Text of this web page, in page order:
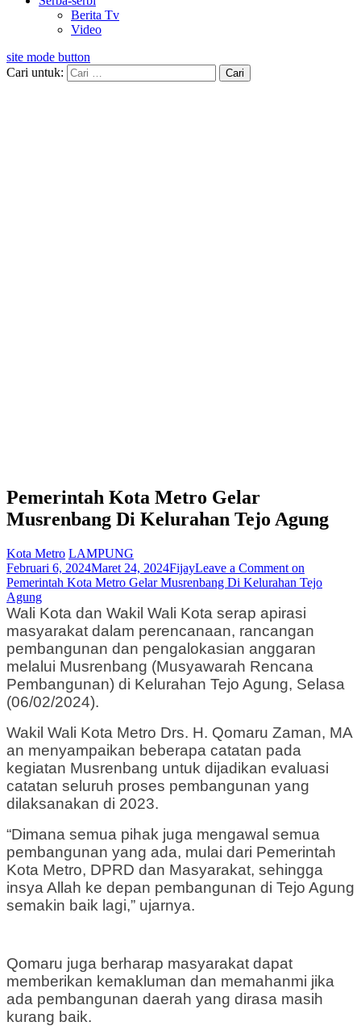
Berita Tv
Video
site mode button
Cari untuk:
Pemerintah Kota Metro Gelar
Musrenbang Di Kelurahan Tejo Agung
Kota Metro LAMPUNG
Februari 6, 2024Maret 24, 2024FijayLeave a Comment on
Pemerintah Kota Metro Gelar Musrenbang Di Kelurahan Tejo
Agung
Wali Kota dan Wakil Wali Kota serap apirasi
masyarakat dalam perencanaan, rancangan
pembangunan dan pengalokasian anggaran
melalui Musrenbang (Musyawarah Rencana
Pembangunan) di Kelurahan Tejo Agung, Selasa
(06/02/2024).
Wakil Wali Kota Metro Drs. H. Qomaru Zaman, MA
an menyampaikan beberapa catatan pada
kegiatan Musrenbang untuk dijadikan evaluasi
catatan seluruh proses pembangunan yang
dilaksanakan di 2023.
“Dimana semua pihak juga mengawal semua
pembangunan yang ada, mulai dari Pemerintah
Kota Metro, DPRD dan Masyarakat, sehingga
insya Allah ke depan pembangunan di Tejo Agung
semakin baik lagi,” ujarnya.
Qomaru juga berharap masyarakat dapat
memberikan kemakluman dan memahanmi jika
ada pembangunan daerah yang dirasa masih
kurang baik.